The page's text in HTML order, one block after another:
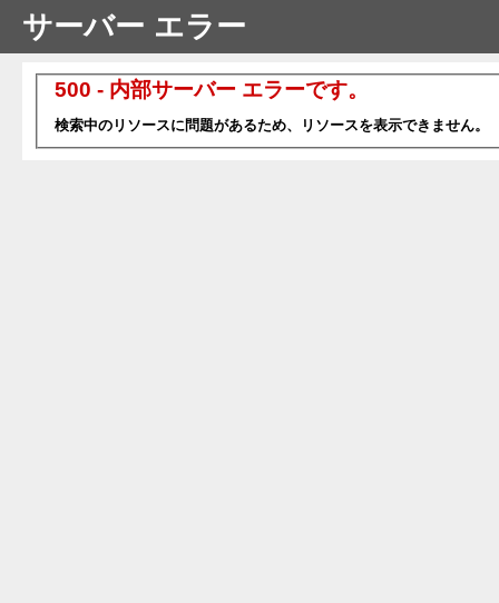
サーバー エラー
500 - 内部サーバー エラーです。
検索中のリソースに問題があるため、リソースを表示できません。